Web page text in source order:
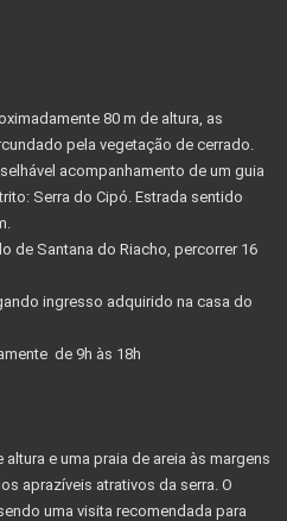
80 m de altura, as
pela vegetação de cerrado.
acompanhamento de um guia
Serra do Cipó. Estrada sentido
de Santana do Riacho, percorrer 16
ingresso adquirido na casa do
de 9h às 18h
e uma praia de areia às margens
aprazíveis atrativos da serra. O
uma visita recomendada para